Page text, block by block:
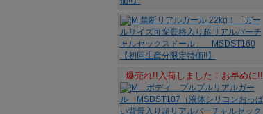
爆売れ!!入荷しました！お早めに!!